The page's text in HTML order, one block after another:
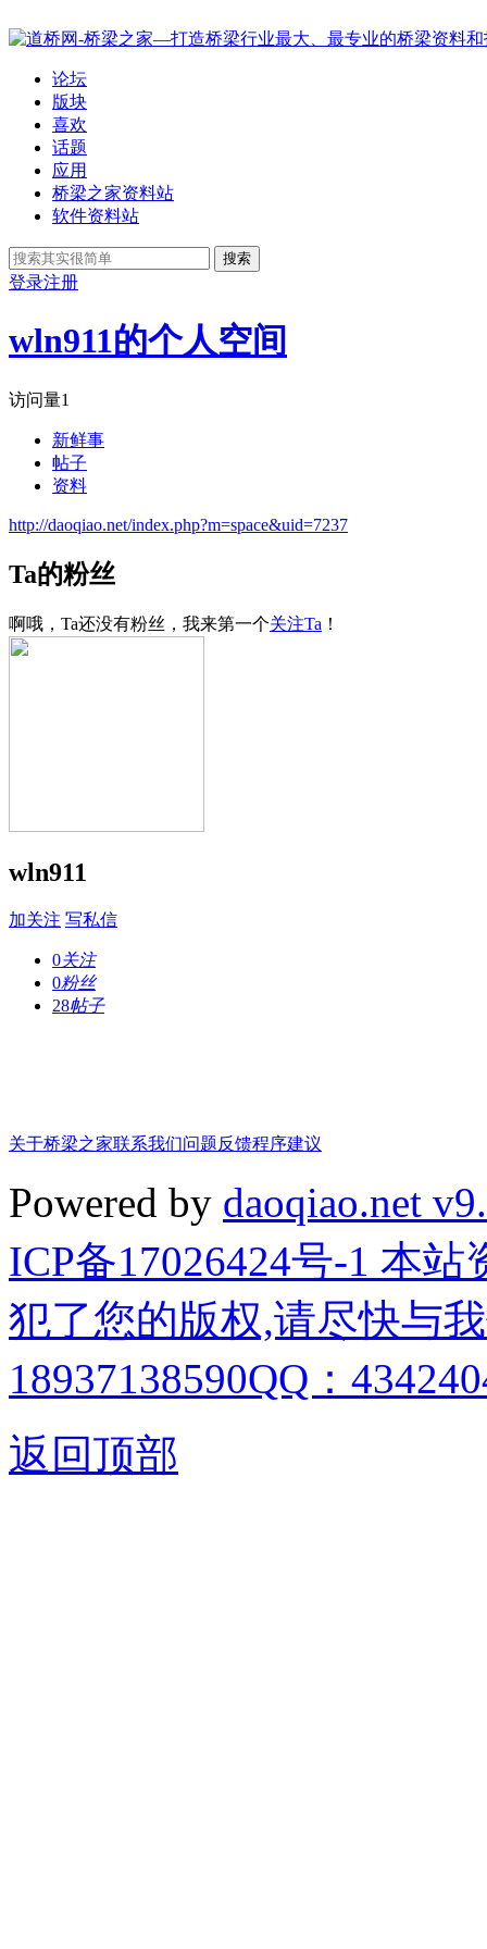
论坛
版块
喜欢
话题
应用
桥梁之家资料站
软件资料站
搜索
登录注册
wln911的个人空间
访问量1
新鲜事
帖子
资料
http://daoqiao.net/index.php?m=space&uid=7237
Ta的粉丝
啊哦，Ta还没有粉丝，我来第一个关注Ta ！
wln911
加关注 写私信
0关注
0粉丝
28帖子
关于桥梁之家联系我们问题反馈程序建议
Powered by daoqiao.net
ICP备17026424号-1 本
犯了您的版权,请尽快与
18937138590QQ：
返回顶部